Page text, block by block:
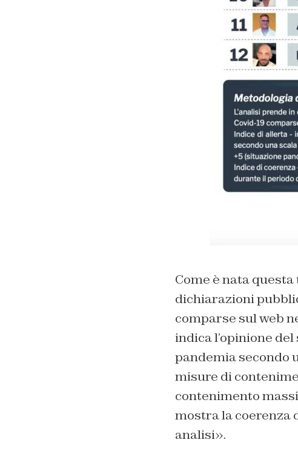
Come è nata
dichiarazioni
comparse sul web
indica l’opinione
pandemia secondo
misure di
contenimento
mostra la coerenza
analisi».